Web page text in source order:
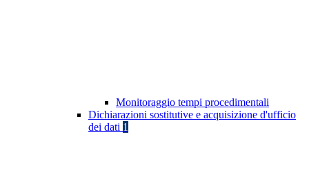
Monitoraggio tempi procedimentali
Dichiarazioni sostitutive e acquisizione d'ufficio
dei dati 1